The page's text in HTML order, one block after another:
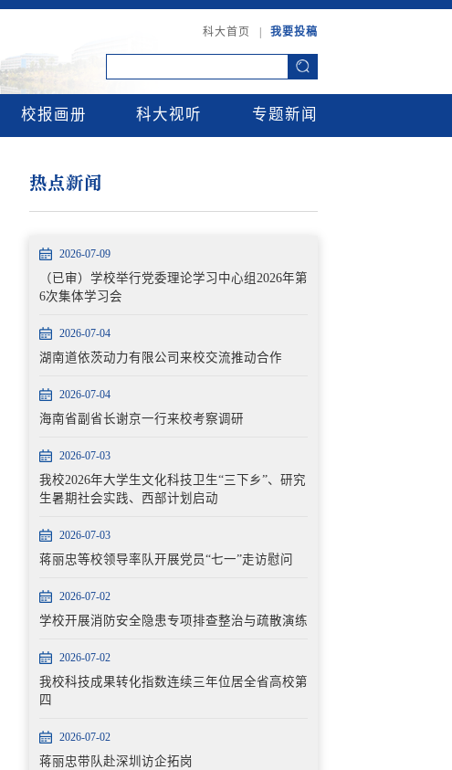
科大首页 | 我要投稿
校报画册 科大视听 专题新闻
热点新闻
2026-07-09
（已审）学校举行党委理论学习中心组2026年第
6次集体学习会
2026-07-04
湖南道依茨动力有限公司来校交流推动合作
2026-07-04
海南省副省长谢京一行来校考察调研
2026-07-03
我校2026年大学生文化科技卫生“三下乡”、研究
生暑期社会实践、西部计划启动
2026-07-03
蒋丽忠等校领导率队开展党员“七一”走访慰问
2026-07-02
学校开展消防安全隐患专项排查整治与疏散演练
2026-07-02
我校科技成果转化指数连续三年位居全省高校第
四
2026-07-02
蒋丽忠带队赴深圳访企拓岗